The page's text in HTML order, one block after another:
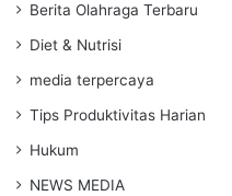
Berita Olahraga Terbaru
Diet & Nutrisi
media terpercaya
Tips Produktivitas Harian
Hukum
NEWS MEDIA